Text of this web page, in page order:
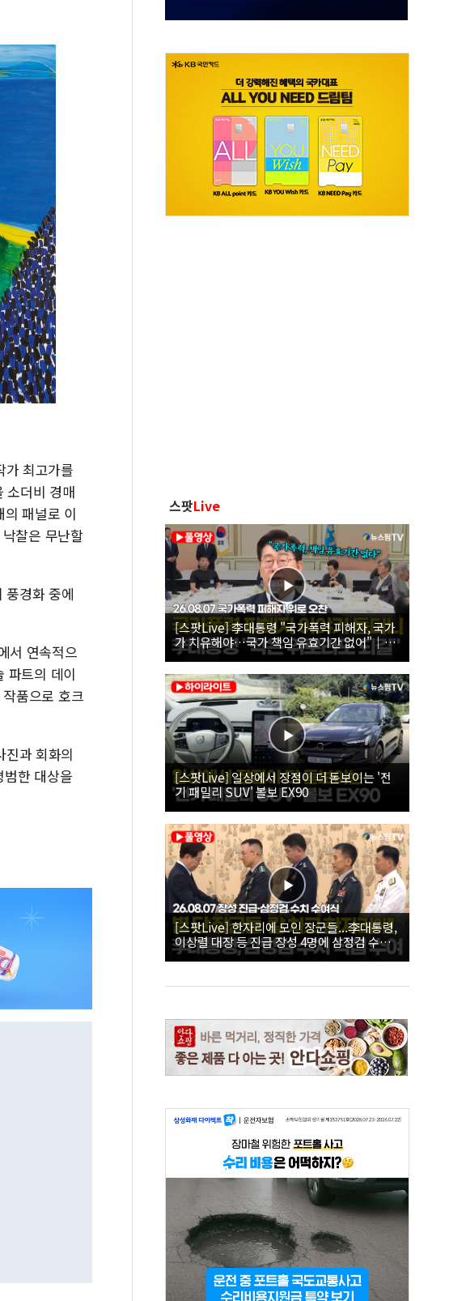
가 최고가를
소더비 경매
의 패널로 이
찰은 무난할
풍경화 중에
서 연속적으
파트의 데이
품으로 호크
과 회화의
한 대상을
스팟Live
[스팟Live] 李대통령 "국가폭력 피해자, 국가
가 치유해야…국가 책임 유효기간 없어"｜
26.08.07 국가폭력 피해자 위로 오찬
[스팟Live] 일상에서 장점이 더 돋보이는 '전
기 패밀리 SUV' 볼보 EX90
[스팟Live] 한자리에 모인 장군들...李대통령,
이상렬 대장 등 진급 장성 4명에 삼정검 수치
직접 수여｜26.08.07 장성 진급·삼정검 수치